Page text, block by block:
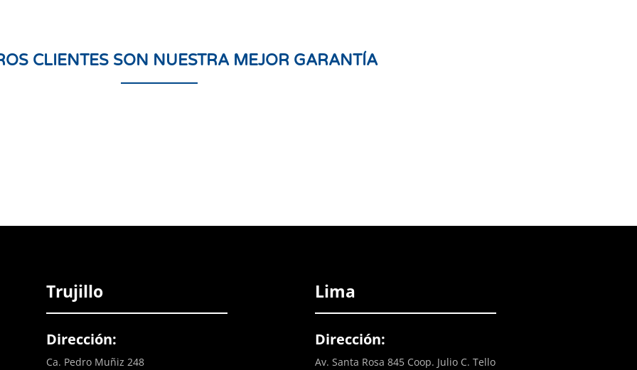
CLIENTES SON NUESTRA MEJOR GARANTÍA
Trujillo
Dirección:
Ca. Pedro Muñiz 248
Lima
Dirección:
Av. Santa Rosa 845 Coop. Julio C. Tello